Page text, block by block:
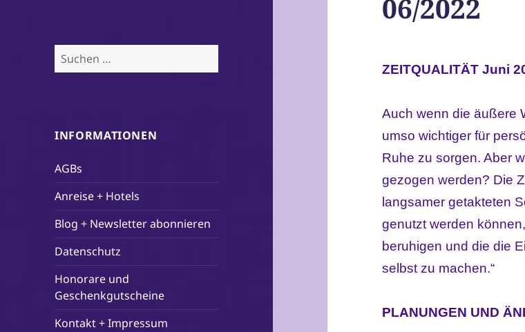
Suchen
nach:
INFORMATIONEN
AGBs
Anreise + Hotels
Blog + Newsletter abonnieren
Datenschutz
Honorare und
Geschenkgutscheine
Kontakt + Impressum
06/2022
ZEITQUALITÄT Juni
Auch wenn die äußere
umso wichtiger für
Ruhe zu sorgen. Aber
gezogen werden? Die
langsamer getakteten
genutzt werden
beruhigen und die die
selbst zu machen.“
PLANUNGEN UND